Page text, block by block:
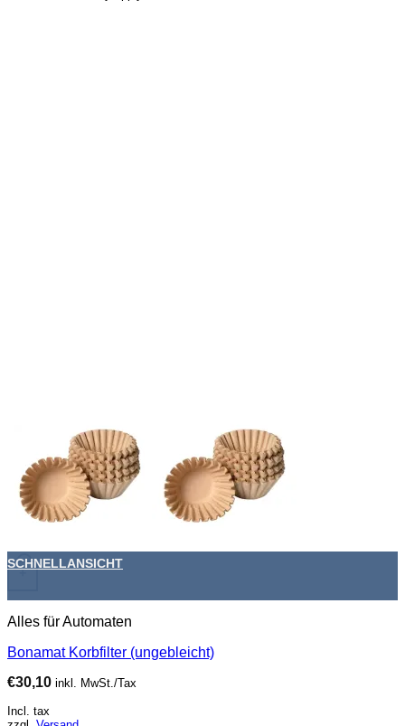
+
SCHNELLANSICHT
Alles für Automaten
Bonamat Korbfilter (ungebleicht)
€30,10 inkl. MwSt./Tax
Incl. tax